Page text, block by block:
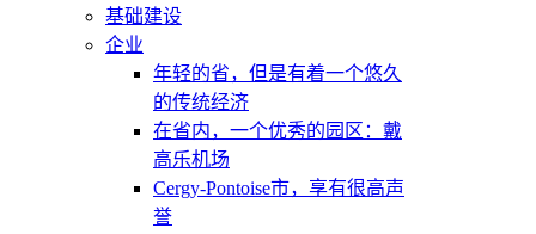
基础建设
企业
年轻的省，但是有着一个悠久
的传统经济
在省内，一个优秀的园区：戴
高乐机场
Cergy-Pontoise市，享有很高声
誉